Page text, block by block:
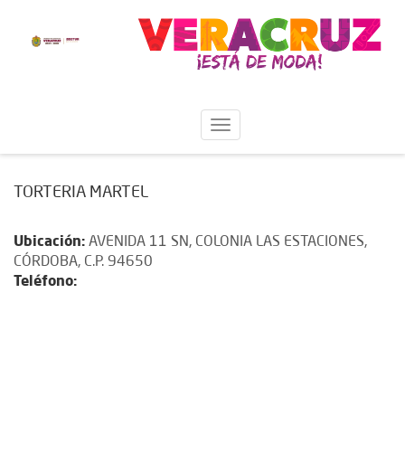
TORTERIA MARTEL
Ubicación: AVENIDA 11 SN, COLONIA LAS ESTACIONES,
CÓRDOBA, C.P. 94650
Teléfono: